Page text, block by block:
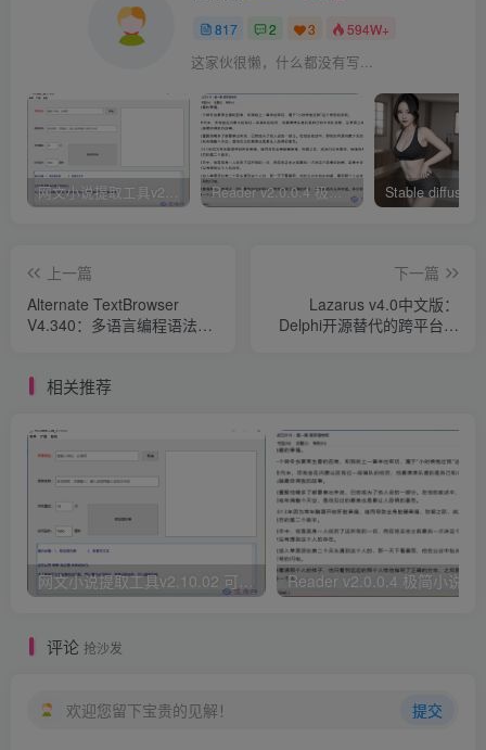
817 2 3 594W+
这家伙很懒，什么都没有写...
网文小说提取工具v2.10.02 可以自动下载小说 从此不再花钱看小说 Reader v2.0.0.4 极简小说阅读器支持导入在线及离线书源
上一篇
Alternate TextBrowser
V4.340：多语言编程语法文
下一篇
Lazarus v4.0中文版：
Delphi开源替代的跨平台开
相关推荐
网文小说提取工具v2.10.02 可以自动下载小说 从此不再花钱看小说
评论 抢沙发
欢迎您留下宝贵的见解！ 提交